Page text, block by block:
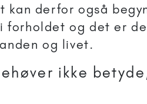
kan derfor også
forholdet og det er
og livet.
ikke